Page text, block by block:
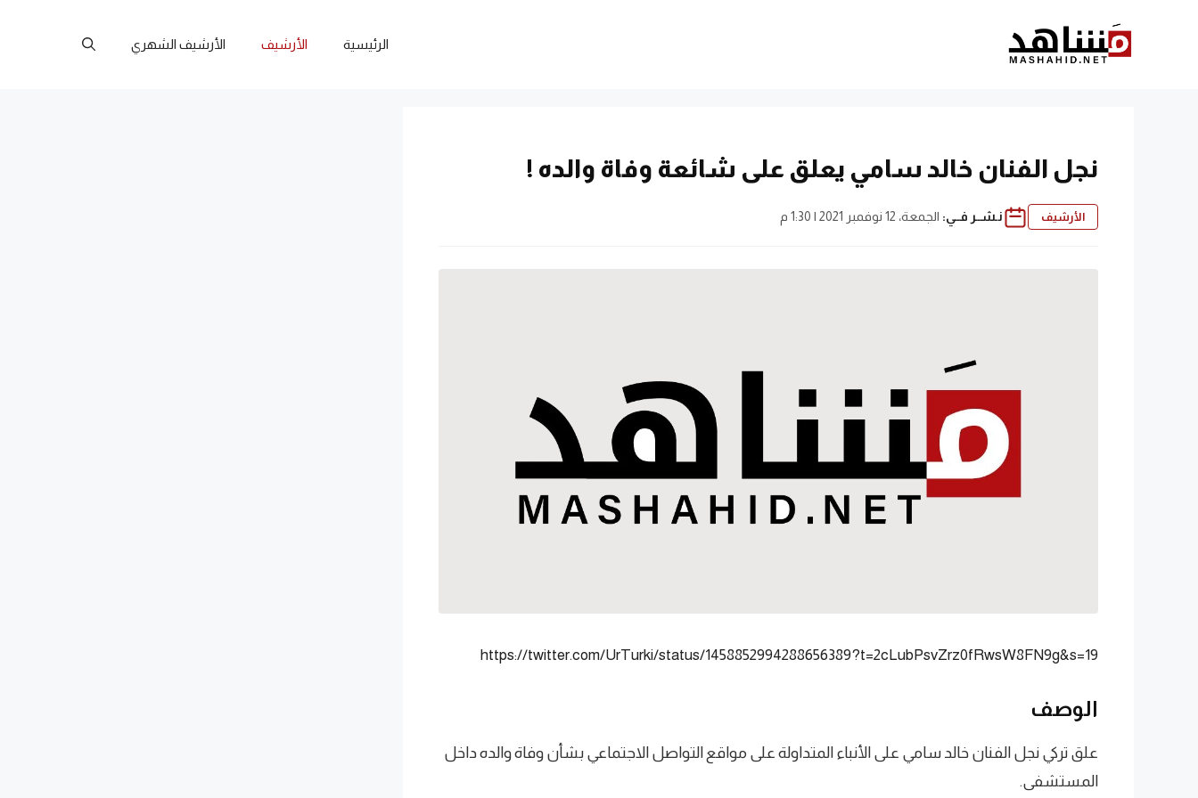
الرئيسية الأرشيف الأرشيف الشهري
نجل الفنان خالد سامي يعلق على شائعة وفاة والده !
الأرشيف نـشــر فــي: الجمعة، 12 نوفمبر 2021 | 1:30 م
https://twitter.com/UrTurki/status/1458852994288656389?t=2cLubPsvZrz0fRwsW8FN9g&s=19
الوصف
علق تركي نجل الفنان خالد سامي على الأنباء المتداولة على مواقع التواصل الاجتماعي بشأن وفاة والده داخل
المستشفى.